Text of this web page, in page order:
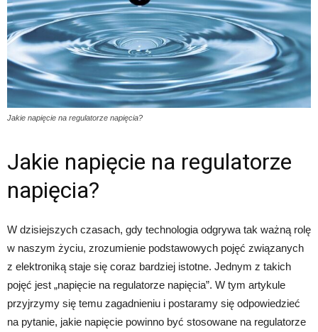
Jakie napięcie na regulatorze napięcia?
Jakie napięcie na regulatorze
napięcia?
W dzisiejszych czasach, gdy technologia odgrywa tak ważną rolę
w naszym życiu, zrozumienie podstawowych pojęć związanych
z elektroniką staje się coraz bardziej istotne. Jednym z takich
pojęć jest „napięcie na regulatorze napięcia”. W tym artykule
przyjrzymy się temu zagadnieniu i postaramy się odpowiedzieć
na pytanie, jakie napięcie powinno być stosowane na regulatorze